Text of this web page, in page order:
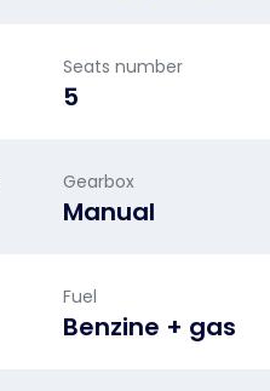
Seats number
5
Gearbox
Manual
Fuel
Benzine + gas